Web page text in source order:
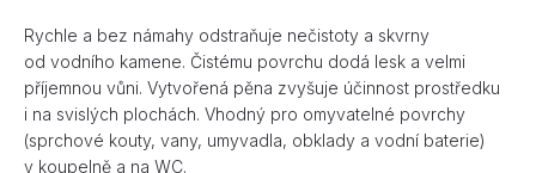
Rychle a bez námahy odstraňuje nečistoty a skvrny
od vodního kamene. Čistému povrchu dodá lesk a velmi
příjemnou vůni. Vytvořená pěna zvyšuje účinnost prostředku
i na svislých plochách. Vhodný pro omyvatelné povrchy
(sprchové kouty, vany, umyvadla, obklady a vodní baterie)
v koupelně a na WC.